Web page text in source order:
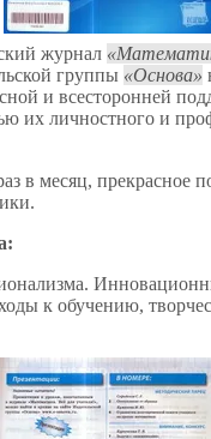
журнал
группы Основа
и всесторонней
их личностного и
в месяц, прекрасное
к обучению,